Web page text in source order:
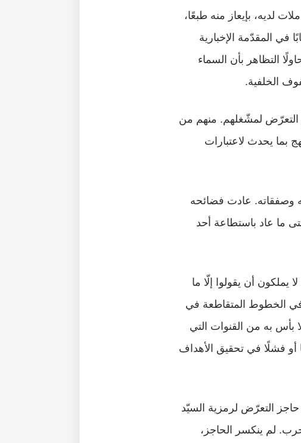
لديه، بإيعاز منه طبعًا،
في المقدّمة الإخبارية
التظاهر بأن السماء
الخلفية.
لمشّغلهم. منهم من
يحدث لاعتبارات
وصفقاته. عادت فضائحه
ما عاد باستطاعة أحد
أن يقولوا إلّا ما
في الخطوط المتقاطعة في
بأس به من القنوات التي
فشلًا في تحقيق الأهداف
التعرّض لرمزية السيّد
لم ينكسر الحاجز،